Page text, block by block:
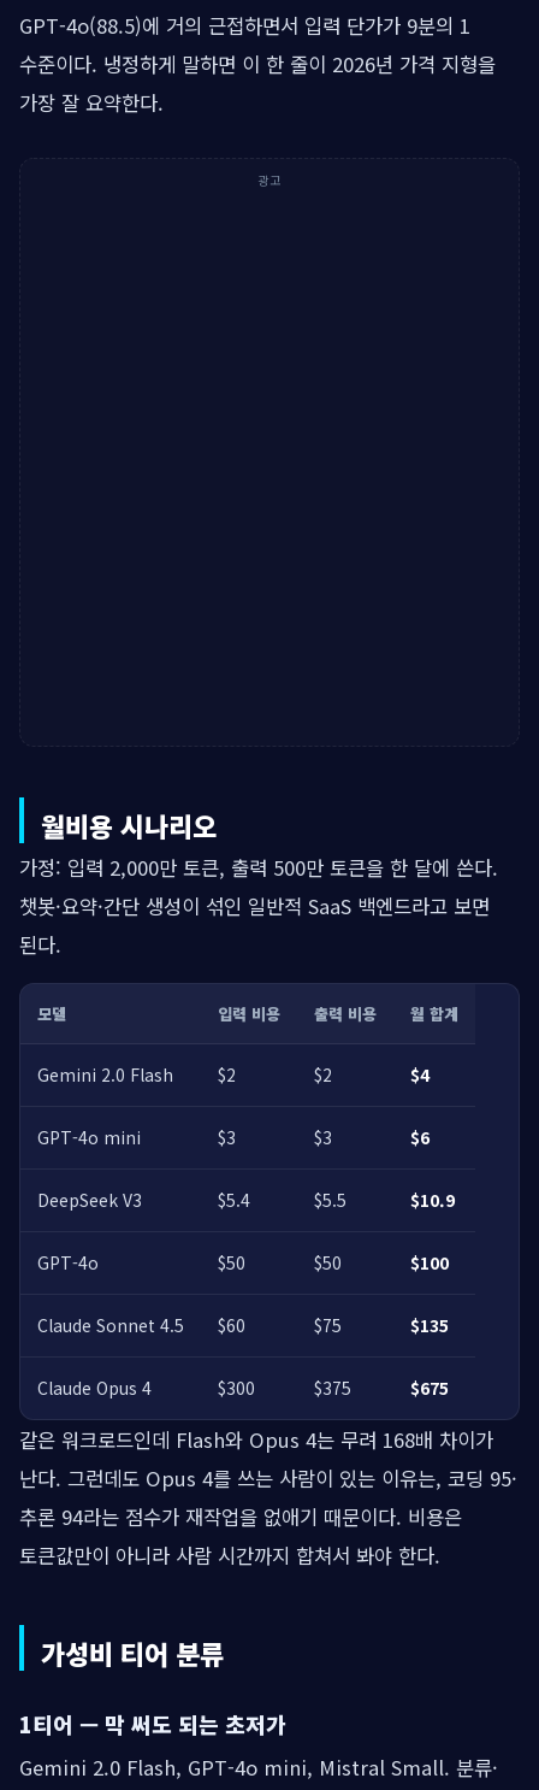
GPT-4o(88.5)에 거의 근접하면서 입력 단가가 9분의 1
수준이다. 냉정하게 말하면 이 한 줄이 2026년 가격 지형을
가장 잘 요약한다.
광고
월비용 시나리오
가정: 입력 2,000만 토큰, 출력 500만 토큰을 한 달에 쓴다.
챗봇·요약·간단 생성이 섞인 일반적 SaaS 백엔드라고 보면
된다.
모델 입력 비용 출력 비용 월 합계
Gemini 2.0 Flash $2 $2 $4
GPT-4o mini $3 $3 $6
DeepSeek V3 $5.4 $5.5 $10.9
GPT-4o $50 $50 $100
Claude Sonnet 4.5 $60 $75 $135
Claude Opus 4 $300 $375 $675
같은 워크로드인데 Flash와 Opus 4는 무려 168배 차이가
난다. 그런데도 Opus 4를 쓰는 사람이 있는 이유는, 코딩 95·
추론 94라는 점수가 재작업을 없애기 때문이다. 비용은
토큰값만이 아니라 사람 시간까지 합쳐서 봐야 한다.
가성비 티어 분류
1티어 — 막 써도 되는 초저가
Gemini 2.0 Flash, GPT-4o mini, Mistral Small. 분류·